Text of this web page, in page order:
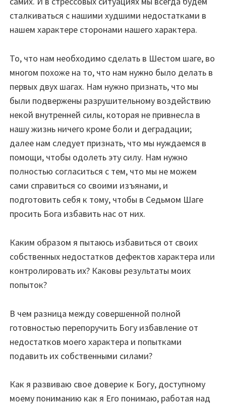
сталкиваться с нашими худшими недостатками в
нашем характере сторонами нашего характера.
То, что нам необходимо сделать в Шестом шаге, во
многом похоже на то, что нам нужно было делать в
первых двух шагах. Нам нужно признать, что мы
были подвержены разрушительному воздействию
некой внутренней силы, которая не привнесла в
нашу жизнь ничего кроме боли и деградации;
далее нам следует признать, что мы нуждаемся в
помощи, чтобы одолеть эту силу. Нам нужно
полностью согласиться с тем, что мы не можем
сами справиться со своими изъянами, и
подготовить себя к тому, чтобы в Седьмом Шаге
просить Бога избавить нас от них.
Каким образом я пытаюсь избавиться от своих
собственных недостатков дефектов характера или
контролировать их? Каковы результаты моих
попыток?
В чем разница между совершенной полной
готовностью перепоручить Богу избавление от
недостатков моего характера и попытками
подавить их собственными силами?
Как я развиваю свое доверие к Богу, доступному
моему пониманию как я Его понимаю, работая над